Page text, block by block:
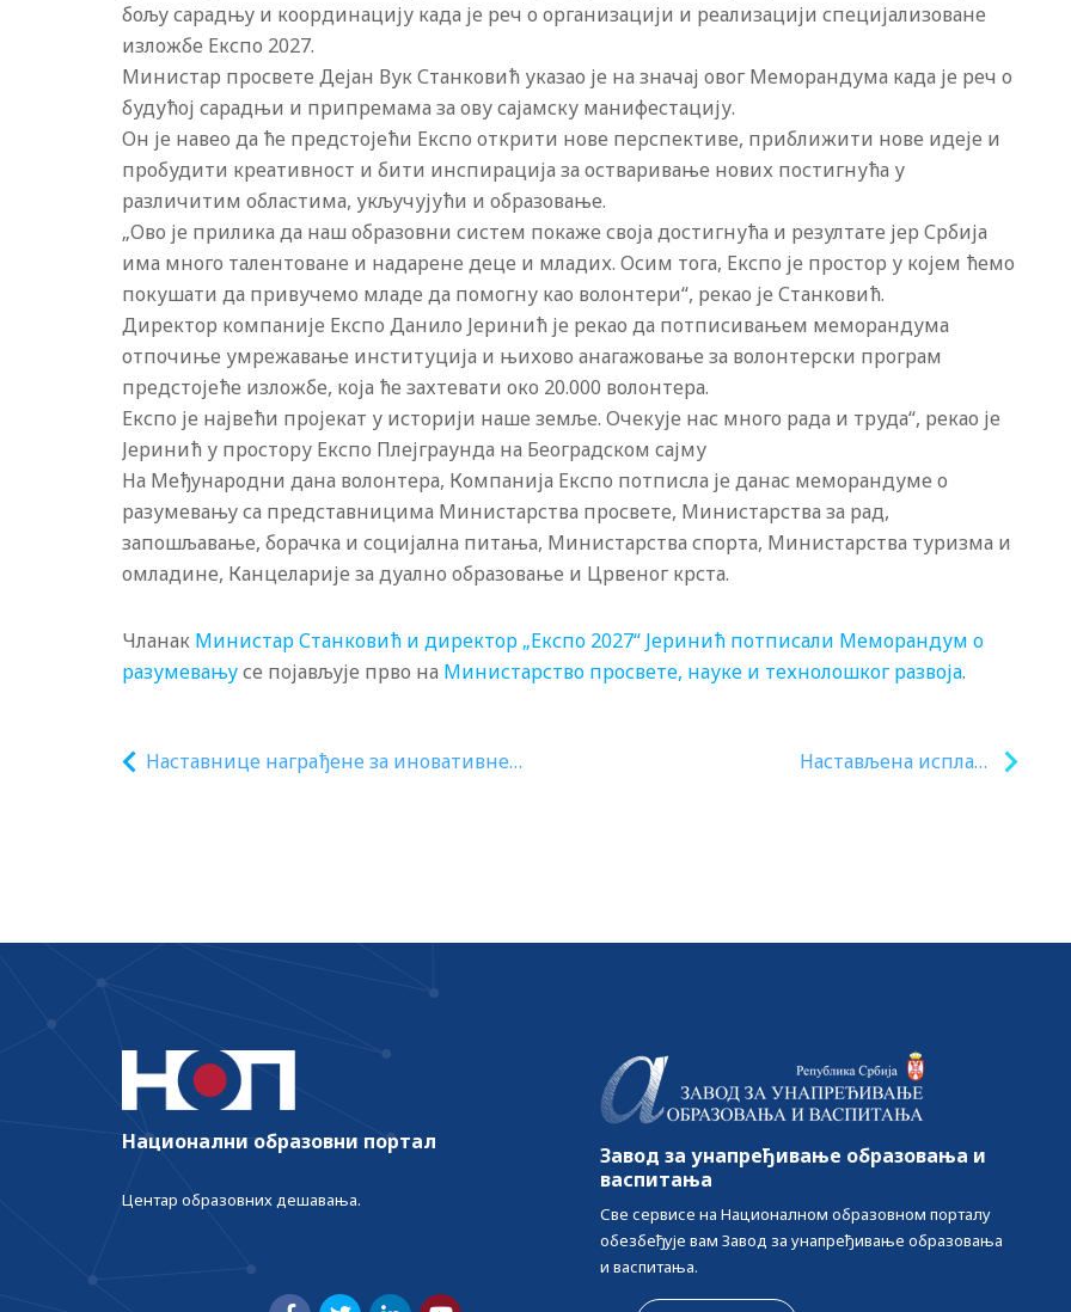
бољу сарадњу и координацију када је реч о организацији и реализацији специјализоване
изложбе Експо 2027.
Министар просвете Дејан Вук Станковић указао је на значај овог Меморандума када је реч о
будућој сарадњи и припремама за ову сајамску манифестацију.
Он је навео да ће предстојећи Eкспо открити нове перспективе, приближити нове идеје и
пробудити креативност и бити инспирација за остваривање нових постигнућа у
различитим областима, укључујући и образовање.
„Ово је прилика да наш образовни систем покаже своја достигнућа и резултате јер Србија
има много талентоване и надарене деце и младих. Осим тога, Експо је простор у којем ћемо
покушати да привучемо младе да помогну као волонтери“, рекао је Станковић.
Директор компаније Експо Данило Јеринић је рекао да потписивањем меморандума
отпочиње умрежавање институција и њихово анагажовање за волонтерски програм
предстојеће изложбе, која ће захтевати око 20.000 волонтера.
Експо је највећи пројекат у историји наше земље. Очекује нас много рада и труда“, рекао је
Јеринић у простору Експо Плејграунда на Београдском сајму
На Међународни дана волонтера, Компанија Експо потписла је данас меморандуме о
разумевању са представницима Министарства просвете, Министарства за рад,
запошљавање, борачка и социјална питања, Министарства спорта, Министарства туризма и
омладине, Канцеларије за дуално образовање и Црвеног крста.
Чланак Министар Станковић и директор „Експо 2027“ Јеринић потписали Меморандум о
разумевањусе појављује прво на Министарство просвете, науке и технолошког развоја.
Наставнице награђене за иновативне
Настављена исплата
Национални образовни портал
Центар образовних дешавања.
Завод за унапређивање образовања и
васпитања
Све сервисе на Националном образовном порталу
обезбеђује вам Завод за унапређивање образовања
и васпитања.